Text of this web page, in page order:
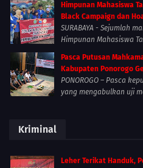
Himpunan Mahasiswa
Black Campaign dan
SURABAYA - Sejumlah
Himpunan Mahasiswa
Pasca Putusan
Kabupaten Ponorogo
PONOROGO – Pasca
yang mengabulkan uji
Kriminal
Leher Terikat Handuk,